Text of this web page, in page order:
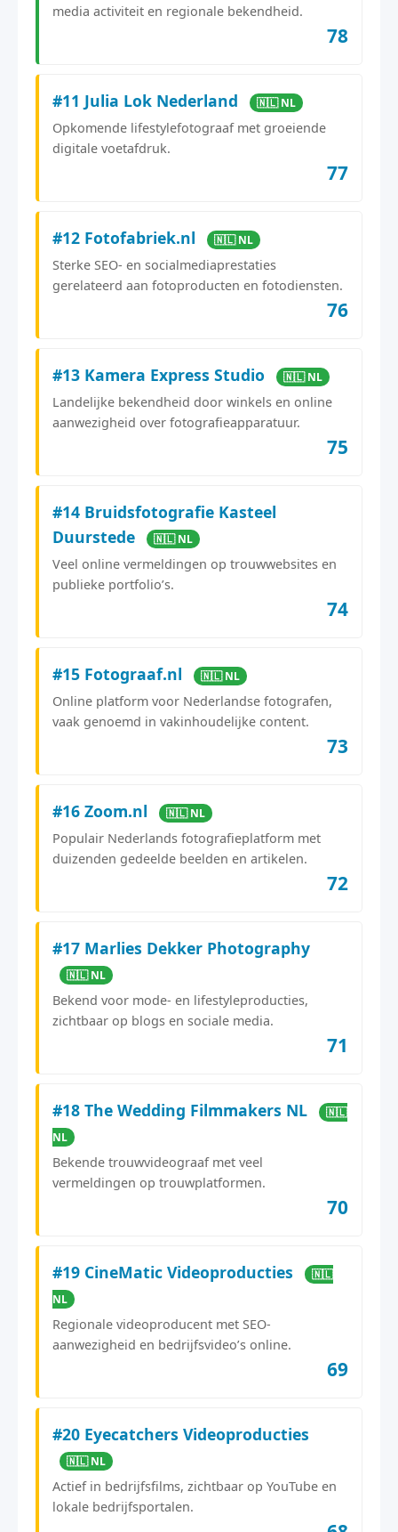
media activiteit en regionale bekendheid.
78
#11 Julia Lok Nederland 🇳🇱 NL
Opkomende lifestylefotograaf met groeiende
digitale voetafdruk.
77
#12 Fotofabriek.nl 🇳🇱 NL
Sterke SEO- en socialmediaprestaties
gerelateerd aan fotoproducten en fotodiensten.
76
#13 Kamera Express Studio 🇳🇱 NL
Landelijke bekendheid door winkels en online
aanwezigheid over fotografieapparatuur.
75
#14 Bruidsfotografie Kasteel
Duurstede
🇳🇱 NL
Veel online vermeldingen op trouwwebsites en
publieke portfolio’s.
74
#15 Fotograaf.nl 🇳🇱 NL
Online platform voor Nederlandse fotografen,
vaak genoemd in vakinhoudelijke content.
73
#16 Zoom.nl 🇳🇱 NL
Populair Nederlands fotografieplatform met
duizenden gedeelde beelden en artikelen.
72
#17 Marlies Dekker Photography
🇳🇱 NL
Bekend voor mode- en lifestyleproducties,
zichtbaar op blogs en sociale media.
71
#18 The Wedding Filmmakers NL
🇳🇱
NL
Bekende trouwvideograaf met veel
vermeldingen op trouwplatformen.
70
#19 CineMatic Videoproducties
🇳🇱
NL
Regionale videoproducent met SEO-
aanwezigheid en bedrijfsvideo’s online.
69
#20 Eyecatchers Videoproducties
🇳🇱 NL
Actief in bedrijfsfilms, zichtbaar op YouTube en
lokale bedrijfsportalen.